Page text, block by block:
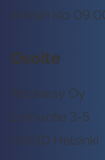
Arkisin klo
Osoite
Rockway Oy
Lemuntie 3-5
00510 Helsinki